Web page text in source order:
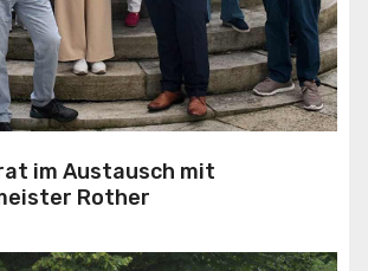
im Austausch mit
Rother